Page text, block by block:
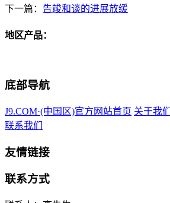
下一篇： 告竣和谈的进展放缓
地区产品：
底部导航
J9.COM·(中国区)官方网站首页 关于我们
联系我们
友情链接
联系方式